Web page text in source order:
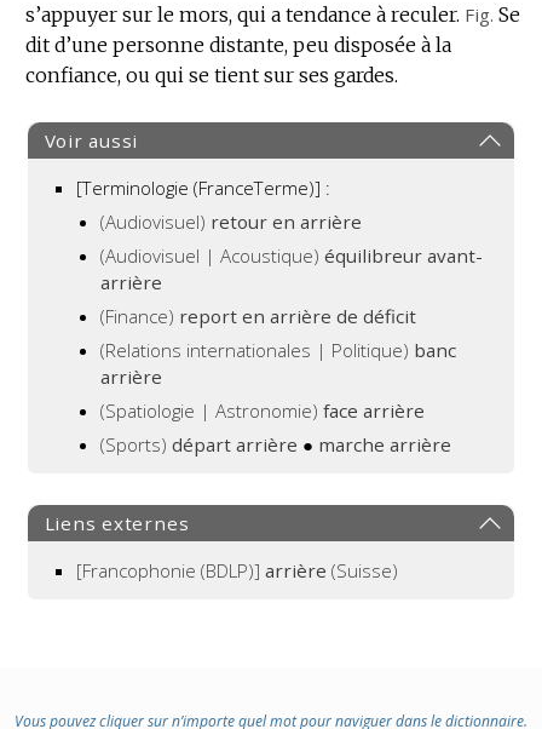
DOMAINE
:
s’appuyer sur le mors, qui a tendance à reculer. Fig. Se
dit d’une personne distante, peu disposée à la
confiance, ou qui se tient sur ses gardes.
Voir aussi
[Terminologie (FranceTerme)] :
(Audiovisuel) retour en arrière
(Audiovisuel | Acoustique)équilibreur avant-
arrière
(Finance) report en arrière de déficit
(Relations internationales | Politique) banc
arrière
(Spatiologie | Astronomie)face arrière
(Sports)départ arrière ● marche arrière
Liens externes
[Francophonie (BDLP)] arrière (Suisse)
Vous pouvez cliquer sur n’importe quel mot pour naviguer dans le dictionnaire.